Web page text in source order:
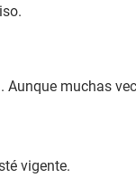
muchas
vigente.